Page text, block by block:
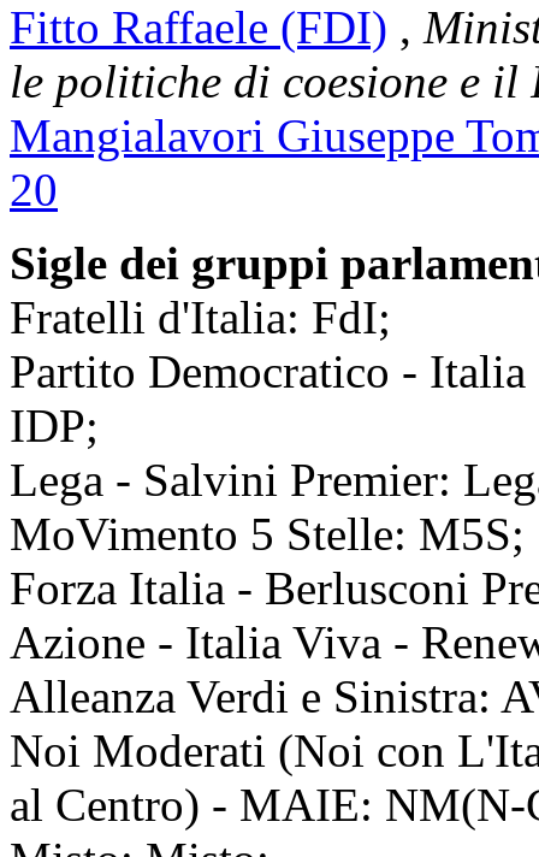
Fitto Raffaele (FDI) ,
le politiche di coesione e il
Mangialavori Giuseppe
20
Sigle dei gruppi
Fratelli d'Italia: FdI;
Partito Democratico - Italia
IDP;
Lega - Salvini Premier:
MoVimento 5 Stelle: M5S;
Forza Italia - Berlusconi
Azione - Italia Viva -
Alleanza Verdi e Sinistra:
Noi Moderati (Noi con
al Centro) - MAIE: